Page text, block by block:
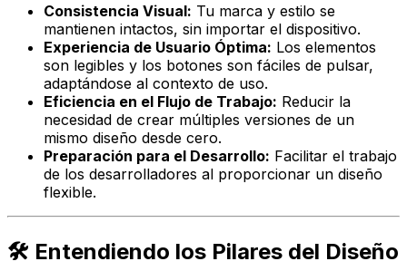
Consistencia Visual: Tu marca y estilo se
mantienen intactos, sin importar el dispositivo.
Experiencia de Usuario Óptima: Los elementos
son legibles y los botones son fáciles de pulsar,
adaptándose al contexto de uso.
Eficiencia en el Flujo de Trabajo: Reducir la
necesidad de crear múltiples versiones de un
mismo diseño desde cero.
Preparación para el Desarrollo: Facilitar el trabajo
de los desarrolladores al proporcionar un diseño
flexible.
🛠️ Entendiendo los Pilares del Diseño